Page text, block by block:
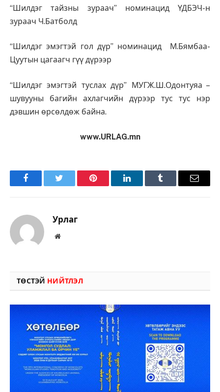
“Шилдэг тайзны зураач” номинацид ҮДБЭЧ-н
зураач Ч.Батболд
“Шилдэг эмэгтэй гол дүр” номинацид М.Бямбаа-
Цуутын цагаагч гүү дүрээр
“Шилдэг эмэгтэй туслах дүр” МУГЖ.Ш.Одонтуяа –
шувууны багийн ахлагчийн дүрээр тус тус нэр
дэвшин өрсөлдөж байна.
www.URLAG.mn
FacebookTwitter Pinterest LinkedInTumblr Имэйл
Урлаг
Вэбсайт
ТӨСТЭЙ НИЙТЛЭЛ